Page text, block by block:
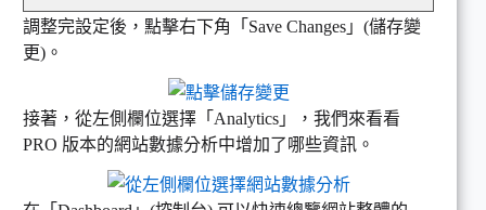
調整完設定後，點擊右下角「Save Changes」(儲存變
更)。
接著，從左側欄位選擇「Analytics」，我們來看看
PRO 版本的網站數據分析中增加了哪些資訊。